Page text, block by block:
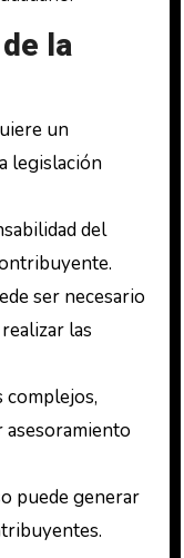
la
un
legislación
del
ser necesario
las
complejos,
asesoramiento
puede generar